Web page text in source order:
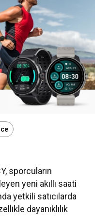
sporcuların
yeni akıllı saati
yetkili satıcılarda
dayanıklılık